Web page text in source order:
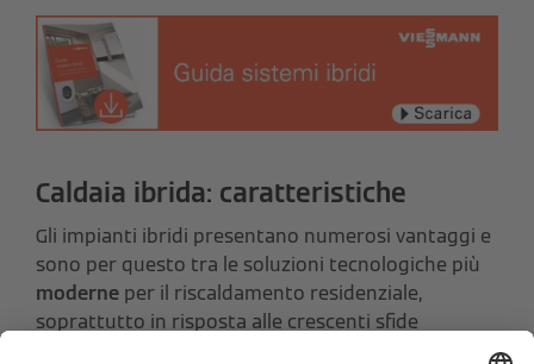
Caldaia ibrida: caratteristiche
Gli impianti ibridi presentano numerosi vantaggi e
sono per questo tra le soluzioni tecnologiche più
moderne per il riscaldamento residenziale,
soprattutto in risposta alle crescenti sfide